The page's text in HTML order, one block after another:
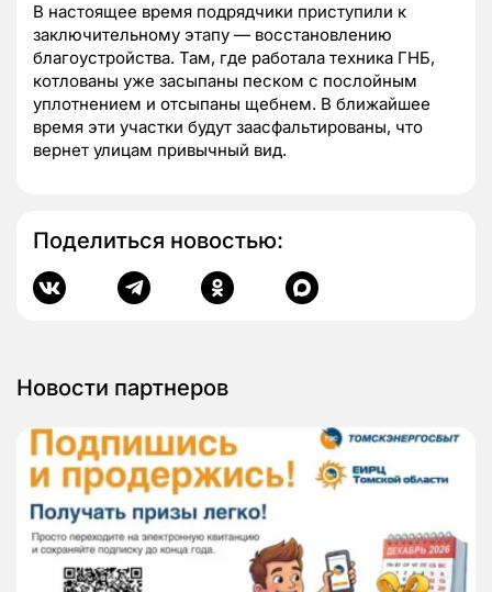
В настоящее время подрядчики приступили к
заключительному этапу — восстановлению
благоустройства. Там, где работала техника ГНБ,
котлованы уже засыпаны песком с послойным
уплотнением и отсыпаны щебнем. В ближайшее
время эти участки будут заасфальтированы, что
вернет улицам привычный вид.
Поделиться новостью:
Новости партнеров